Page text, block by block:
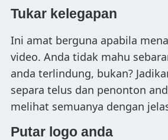
Tukar kelegapan
Ini amat berguna apabila
video. Anda tidak mahu
anda terlindung, bukan?
separa telus dan penonton
melihat semuanya dengan
Putar logo anda